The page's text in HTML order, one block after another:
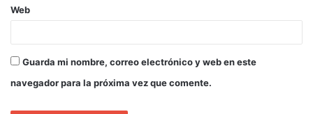
Web
Guarda mi nombre, correo electrónico y web en este
navegador para la próxima vez que comente.